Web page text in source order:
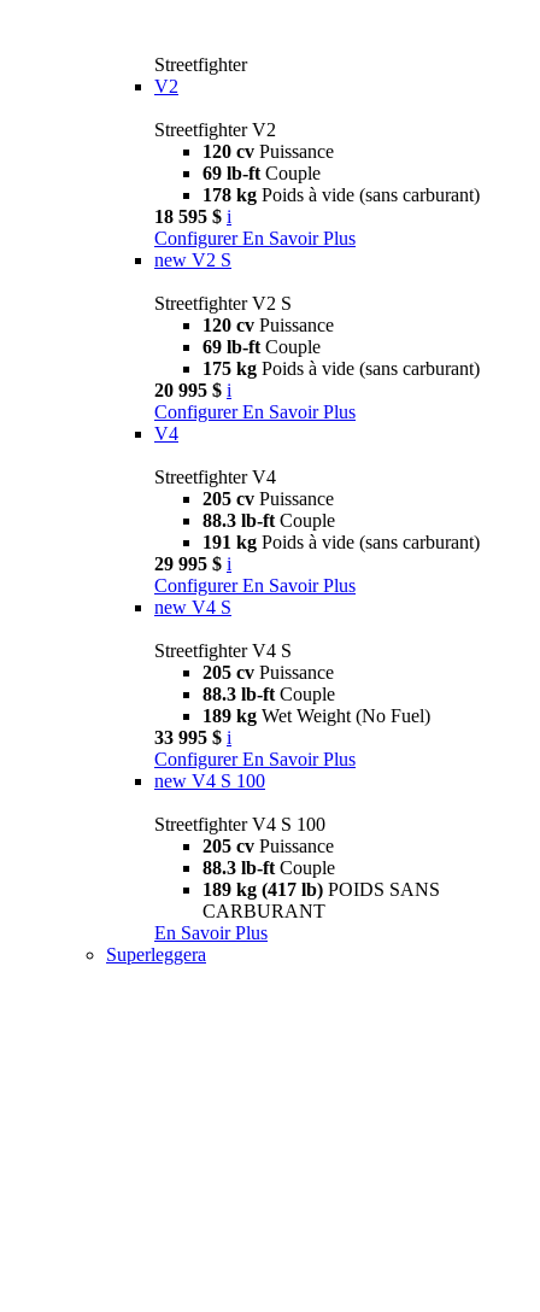
Streetfighter
V2
Streetfighter V2
120 cv Puissance
69 lb-ft Couple
178 kg Poids à vide (sans carburant)
18 595 $ i
Configurer En Savoir Plus
new V2 S
Streetfighter V2 S
120 cv Puissance
69 lb-ft Couple
175 kg Poids à vide (sans carburant)
20 995 $ i
Configurer En Savoir Plus
V4
Streetfighter V4
205 cv Puissance
88.3 lb-ft Couple
191 kg Poids à vide (sans carburant)
29 995 $ i
Configurer En Savoir Plus
new V4 S
Streetfighter V4 S
205 cv Puissance
88.3 lb-ft Couple
189 kg Wet Weight (No Fuel)
33 995 $ i
Configurer En Savoir Plus
new V4 S 100
Streetfighter V4 S 100
205 cv Puissance
88.3 lb-ft Couple
189 kg (417 lb) POIDS SANS
CARBURANT
En Savoir Plus
Superleggera